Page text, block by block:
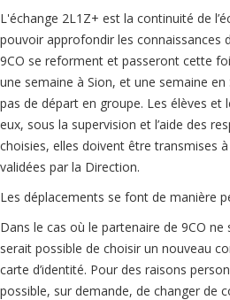
L'échange 2L1Z+ est la continuité de
pouvoir approfondir les connaissances
9CO se reforment et passeront cette
une semaine à Sion, et une semaine
pas de départ en groupe. Les élèves et
eux, sous la supervision et l’aide des
choisies, elles doivent être transmises
validées par la Direction.
Les déplacements se font de manière
Dans le cas où le partenaire de 9CO
serait possible de choisir un nouveau
carte d’identité. Pour des raisons
possible, sur demande, de changer de